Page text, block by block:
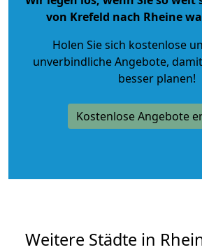
von Krefeld nach Rheine
Holen Sie sich kostenlose
unverbindliche Angebote,
besser planen!
Kostenlose Angebote
Weitere Städte in